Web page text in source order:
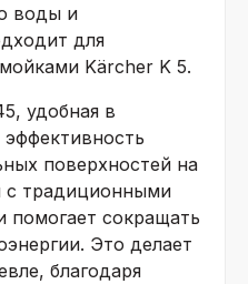
воды и
для
Kärcher K 5.
удобная в
поверхностей на
с традиционными
помогает сокращать
Это делает
благодаря